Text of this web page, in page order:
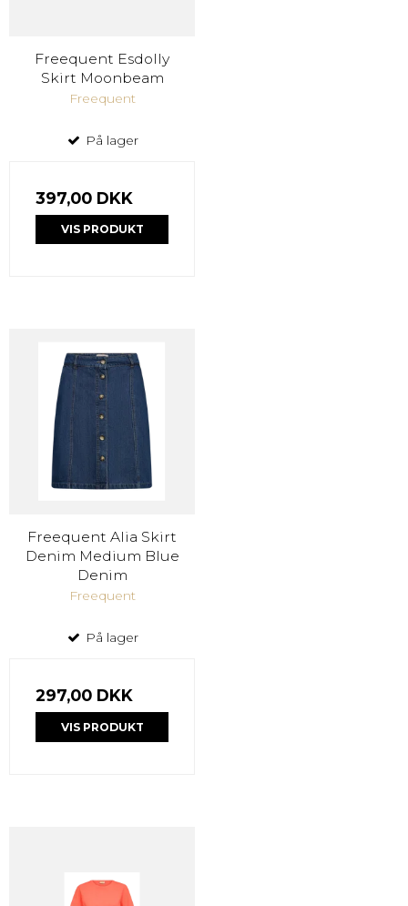
Freequent Esdolly
Skirt Moonbeam
Freequent
På lager
397,00 DKK
VIS PRODUKT
Freequent Alia Skirt
Denim Medium Blue
Denim
Freequent
På lager
297,00 DKK
VIS PRODUKT